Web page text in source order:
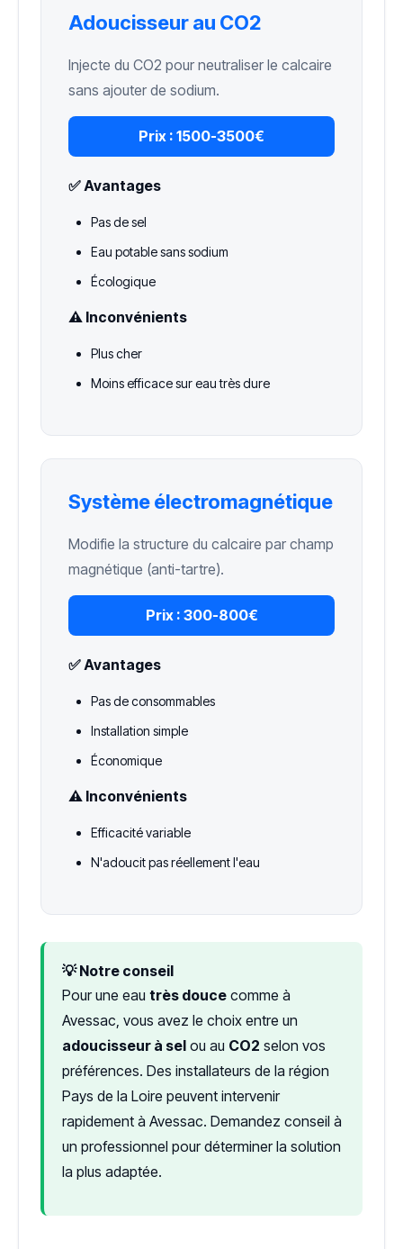
Adoucisseur au CO2
Injecte du CO2 pour neutraliser le calcaire
sans ajouter de sodium.
Prix : 1500-3500€
✅ Avantages
Pas de sel
Eau potable sans sodium
Écologique
⚠️ Inconvénients
Plus cher
Moins efficace sur eau très dure
Système électromagnétique
Modifie la structure du calcaire par champ
magnétique (anti-tartre).
Prix : 300-800€
✅ Avantages
Pas de consommables
Installation simple
Économique
⚠️ Inconvénients
Efficacité variable
N'adoucit pas réellement l'eau
💡 Notre conseil
Pour une eau très douce comme à
Avessac, vous avez le choix entre un
adoucisseur à sel ou au CO2 selon vos
préférences. Des installateurs de la région
Pays de la Loire peuvent intervenir
rapidement à Avessac. Demandez conseil à
un professionnel pour déterminer la solution
la plus adaptée.